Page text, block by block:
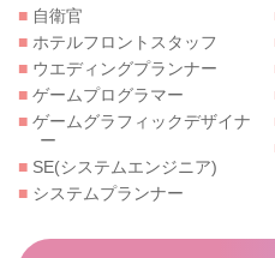
■ 自衛官
■ ホテルフロントスタッフ
■ ウエディングプランナー
■ ゲームプログラマー
■ ゲームグラフィックデザイナ
ー
■ SE(システムエンジニア)
■ システムプランナー